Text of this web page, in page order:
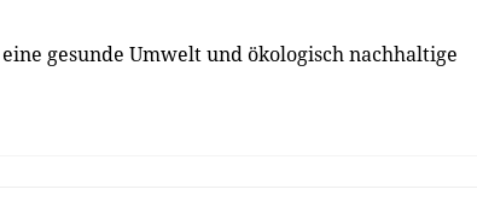
gesunde Umwelt und ökologisch nachhaltige